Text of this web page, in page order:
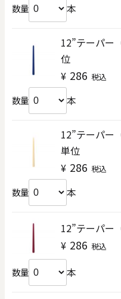
数量 本
12”テーパ
位
¥ 286 税込
数量 本
12”テーパ
単位
¥ 286 税込
数量 本
12”テーパ
¥ 286 税込
数量 本